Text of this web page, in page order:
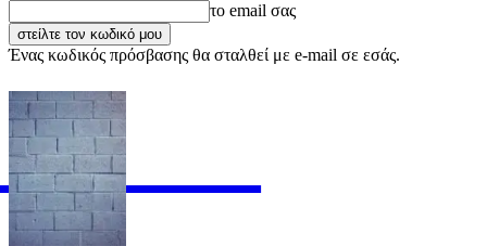
το email σας
Ένας κωδικός πρόσβασης θα σταλθεί με e-mail σε εσάς.
OFFICIAL